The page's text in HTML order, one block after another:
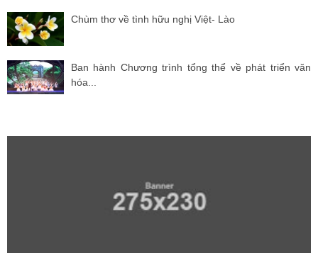
Chùm thơ về tình hữu nghị Việt- Lào
Ban hành Chương trình tổng thể về phát triển văn
hóa...